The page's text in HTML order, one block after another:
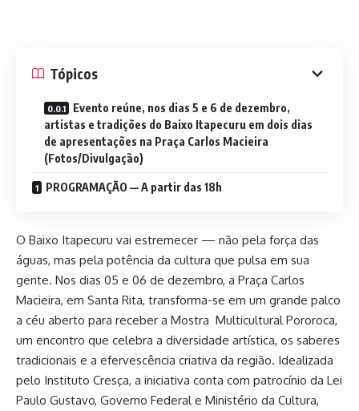
Tópicos
Evento reúne, nos dias 5 e 6 de dezembro,
artistas e tradições do Baixo Itapecuru em dois dias
de apresentações na Praça Carlos Macieira
(Fotos/Divulgação)
PROGRAMAÇÃO — A partir das 18h
O Baixo Itapecuru vai estremecer — não pela força das
águas, mas pela potência da cultura que pulsa em sua
gente. Nos dias 05 e 06 de dezembro, a Praça Carlos
Macieira, em Santa Rita, transforma-se em um grande palco
a céu aberto para receber a Mostra Multicultural Pororoca,
um encontro que celebra a diversidade artística, os saberes
tradicionais e a efervescência criativa da região. Idealizada
pelo Instituto Cresça, a iniciativa conta com patrocínio da Lei
Paulo Gustavo, Governo Federal e Ministério da Cultura,